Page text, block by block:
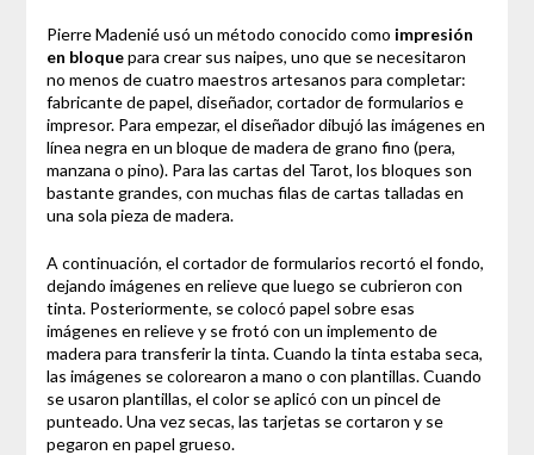
Pierre Madenié usó un método conocido como impresión
en bloquepara crear sus naipes, uno que se necesitaron
no menos de cuatro maestros artesanos para completar:
fabricante de papel, diseñador, cortador de formularios e
impresor. Para empezar, el diseñador dibujó las imágenes en
línea negra en un bloque de madera de grano fino (pera,
manzana o pino). Para las cartas del Tarot, los bloques son
bastante grandes, con muchas filas de cartas talladas en
una sola pieza de madera.
A continuación, el cortador de formularios recortó el fondo,
dejando imágenes en relieve que luego se cubrieron con
tinta. Posteriormente, se colocó papel sobre esas
imágenes en relieve y se frotó con un implemento de
madera para transferir la tinta. Cuando la tinta estaba seca,
las imágenes se colorearon a mano o con plantillas. Cuando
se usaron plantillas, el color se aplicó con un pincel de
punteado. Una vez secas, las tarjetas se cortaron y se
pegaron en papel grueso.